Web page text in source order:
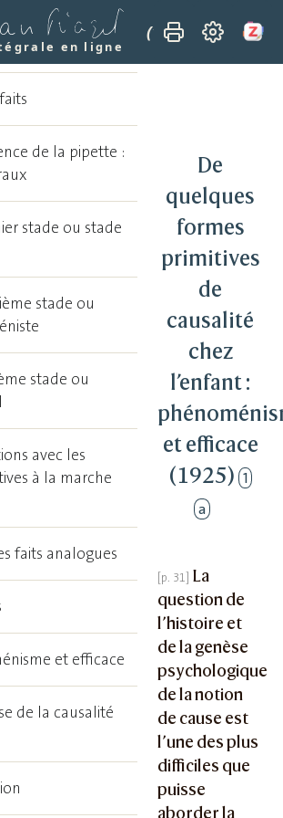
en ligne
(1925) De
De
quelques
formes
primitives
de
causalité
chez
l’enfant :
et efficace
(1925) 1
a
La
question de
l’histoire et
de la genèse
psychologique
de la notion
de cause est
l’une des plus
difficiles que
puisse
aborder la
de la pipette :
stade ou stade
stade ou
stade ou
avec les
à la marche
faits analogues
et efficace
de la causalité